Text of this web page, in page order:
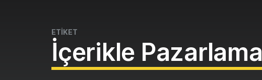
ETİKET
İçerikle Pazarlama